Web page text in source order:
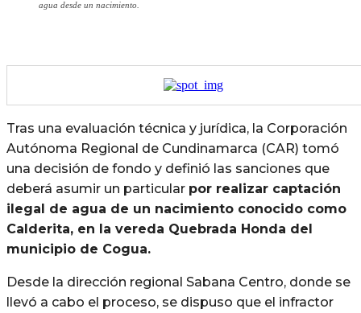
agua desde un nacimiento.
Tras una evaluación técnica y jurídica, la Corporación
Autónoma Regional de Cundinamarca (CAR) tomó
una decisión de fondo y definió las sanciones que
deberá asumir un particular por realizar captación
ilegal de agua de un nacimiento conocido como
Calderita, en la vereda Quebrada Honda del
municipio de Cogua.
Desde la dirección regional Sabana Centro, donde se
llevó a cabo el proceso, se dispuso que el infractor